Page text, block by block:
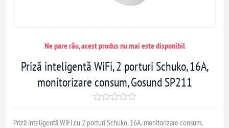
Ne pare rău, acest produs nu mai este disponibil
Priză inteligentă WiFi, 2 porturi Schuko, 16A,
monitorizare consum, Gosund SP211
Priză inteligentă WiFi cu 2 porturi Schuko, 16A, monitorizare consum,